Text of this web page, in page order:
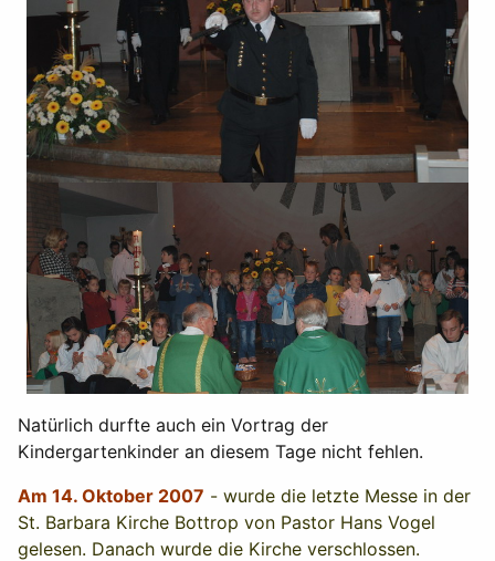
Natürlich durfte auch ein Vortrag der
Kindergartenkinder an diesem Tage nicht fehlen.
Am 14. Oktober 2007 - wurde die letzte Messe in der
St. Barbara Kirche Bottrop von Pastor Hans Vogel
gelesen. Danach wurde die Kirche verschlossen.